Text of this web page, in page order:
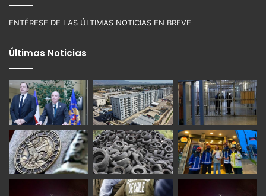
ENTÉRESE DE LAS ÚLTIMAS NOTICIAS EN BREVE
Últimas Noticias